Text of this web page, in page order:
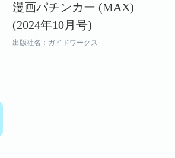
漫画パチンカー (MAX)
(2024年10月号)
出版社名：ガイドワークス